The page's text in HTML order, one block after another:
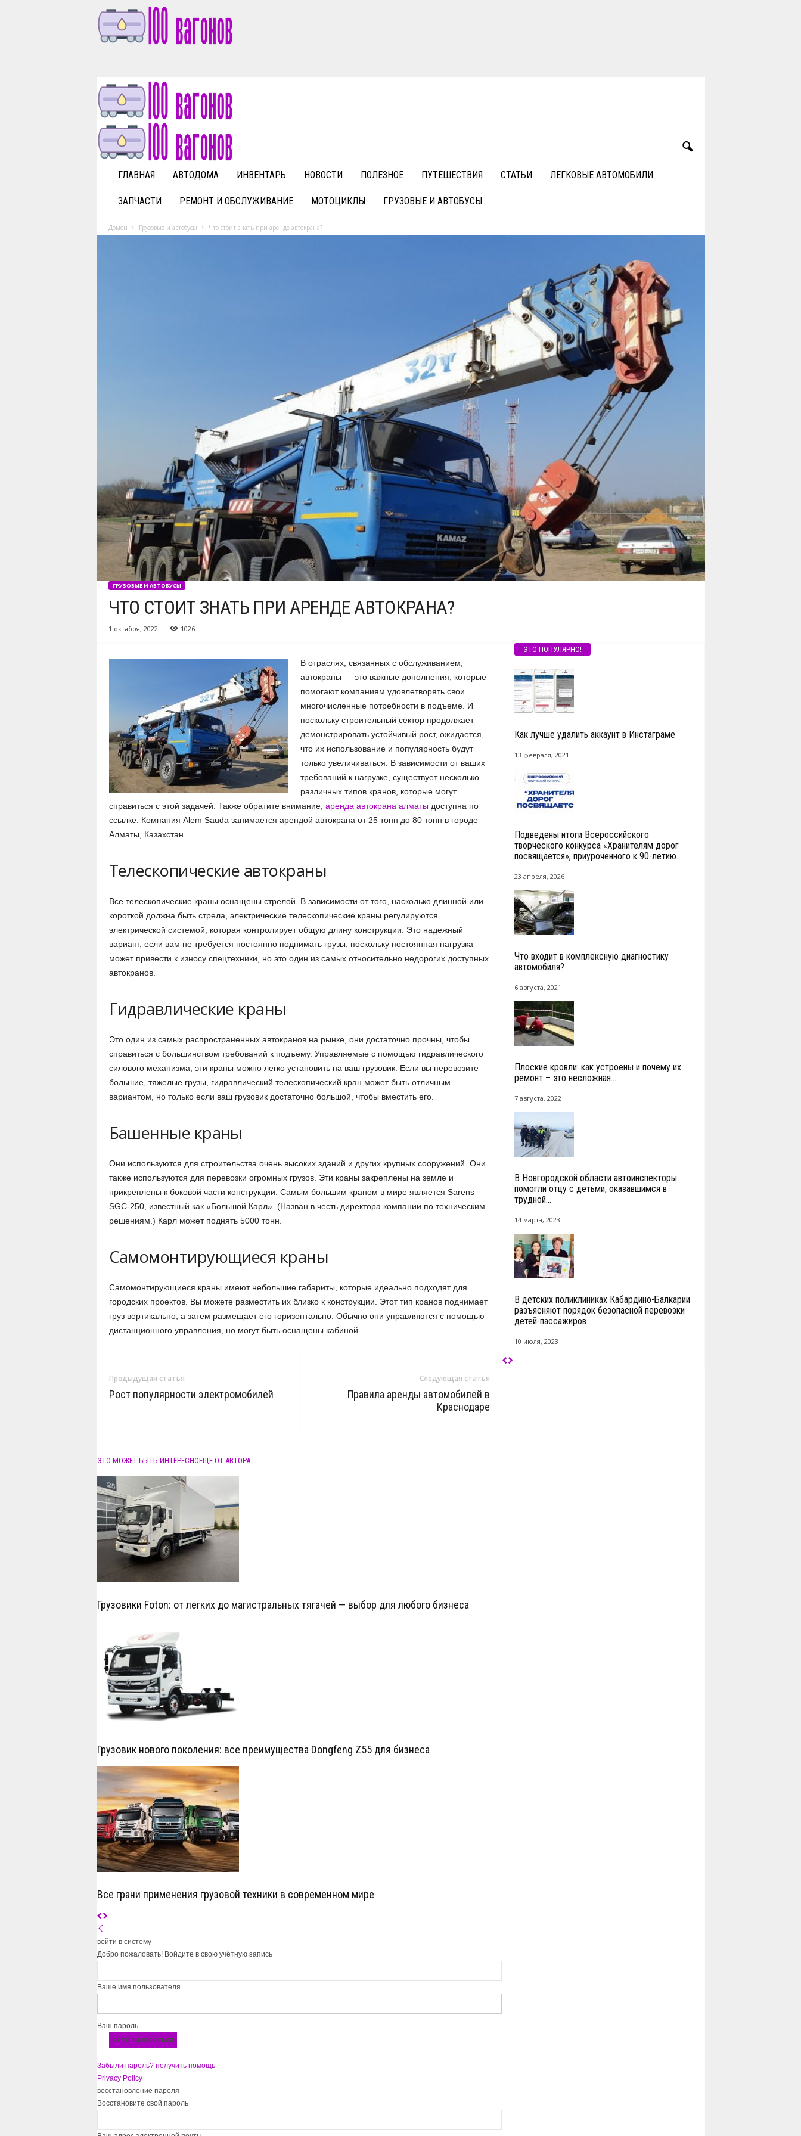
v
a
n
o
ГЛАВНАЯ АВТОДОМА ИНВЕНТАРЬ НОВОСТИ ПОЛЕЗНОЕ ПУТЕШЕСТВИЯ СТАТЬИ ЛЕГКОВЫЕ АВТОМОБИЛИ
ЗАПЧАСТИ РЕМОНТ И ОБСЛУЖИВАНИЕ МОТОЦИКЛЫ ГРУЗОВЫЕ И АВТОБУСЫ
Домой Грузовые и автобусы Что стоит знать при аренде автокрана?
ГРУЗОВЫЕ И АВТОБУСЫ
ЧТО СТОИТ ЗНАТЬ ПРИ АРЕНДЕ АВТОКРАНА?
1 октября, 2022 1026
В отраслях, связанных с обслуживанием,
автокраны — это важные дополнения, которые
помогают компаниям удовлетворять свои
многочисленные потребности в подъеме. И
поскольку строительный сектор продолжает
демонстрировать устойчивый рост, ожидается,
что их использование и популярность будут
только увеличиваться. В зависимости от ваших
требований к нагрузке, существует несколько
различных типов кранов, которые могут
справиться с этой задачей. Также обратите внимание, аренда автокрана алматыдоступна по
ссылке. Компания Alem Sauda занимается арендой автокрана от 25 тонн до 80 тонн в городе
Алматы, Казахстан.
Телескопические автокраны
Все телескопические краны оснащены стрелой. В зависимости от того, насколько длинной или
короткой должна быть стрела, электрические телескопические краны регулируются
электрической системой, которая контролирует общую длину конструкции. Это надежный
вариант, если вам не требуется постоянно поднимать грузы, поскольку постоянная нагрузка
может привести к износу спецтехники, но это один из самых относительно недорогих доступных
автокранов.
Гидравлические краны
Это один из самых распространенных автокранов на рынке, они достаточно прочны, чтобы
справиться с большинством требований к подъему. Управляемые с помощью гидравлического
силового механизма, эти краны можно легко установить на ваш грузовик. Если вы перевозите
большие, тяжелые грузы, гидравлический телескопический кран может быть отличным
вариантом, но только если ваш грузовик достаточно большой, чтобы вместить его.
Башенные краны
Они используются для строительства очень высоких зданий и других крупных сооружений. Они
также используются для перевозки огромных грузов. Эти краны закреплены на земле и
прикреплены к боковой части конструкции. Самым большим краном в мире является Sarens
SGC-250, известный как «Большой Карл». (Назван в честь директора компании по техническим
решениям.) Карл может поднять 5000 тонн.
Самомонтирующиеся краны
Самомонтирующиеся краны имеют небольшие габариты, которые идеально подходят для
городских проектов. Вы можете разместить их близко к конструкции. Этот тип кранов поднимает
груз вертикально, а затем размещает его горизонтально. Обычно они управляются с помощью
дистанционного управления, но могут быть оснащены кабиной.
Предыдущая статья
Рост популярности электромобилей
Следующая статья
Правила аренды автомобилей в
Краснодаре
ЭТО МОЖЕТ БЫТЬ ИНТЕРЕСНОЕЩЕ ОТ АВТОРА
Грузовики Foton: от лёгких до магистральных тягачей — выбор для любого бизнеса
Грузовик нового поколения: все преимущества Dongfeng Z55 для бизнеса
Все грани применения грузовой техники в современном мире
войти в систему
Добро пожаловать! Войдите в свою учётную запись
Ваше имя пользователя
Ваш пароль
Забыли пароль? получить помощь
Privacy Policy
восстановление пароля
Восстановите свой пароль
ЭТО ПОПУЛЯРНО!
Как лучше удалить аккаунт в Инстаграме
13 февраля, 2021
Подведены итоги Всероссийского
творческого конкурса «Хранителям дорог
посвящается», приуроченного к 90-летию...
23 апреля, 2026
Что входит в комплексную диагностику
автомобиля?
6 августа, 2021
Плоские кровли: как устроены и почему их
ремонт – это несложная...
7 августа, 2022
В Новгородской области автоинспекторы
помогли отцу с детьми, оказавшимся в
трудной...
14 марта, 2023
В детских поликлиниках Кабардино-Балкарии
разъясняют порядок безопасной перевозки
детей-пассажиров
10 июля, 2023